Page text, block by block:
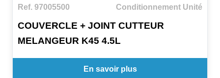
Ref. 97005500 Conditionnement Unité
COUVERCLE + JOINT CUTTEUR
MELANGEUR K45 4.5L
En savoir plus